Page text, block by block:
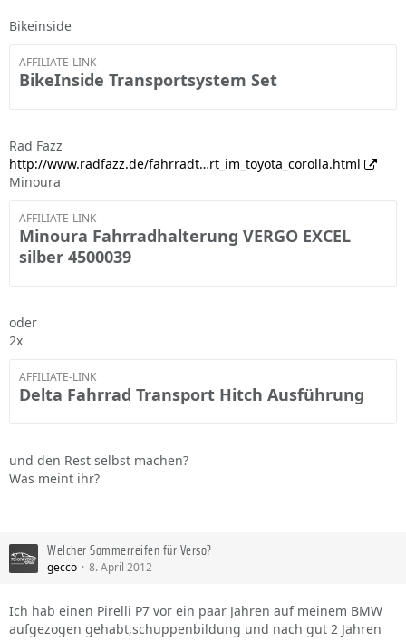
Bikeinside
AFFILIATE-LINK
BikeInside Transportsystem Set
Rad Fazz
http://www.radfazz.de/fahrradt…rt_im_toyota_corolla.html
Minoura
AFFILIATE-LINK
Minoura Fahrradhalterung VERGO EXCEL
silber 4500039
oder
2x
AFFILIATE-LINK
Delta Fahrrad Transport Hitch Ausführung
und den Rest selbst machen?
Was meint ihr?
Welcher Sommerreifen für Verso?
gecco 8. April 2012
Ich hab einen Pirelli P7 vor ein paar Jahren auf meinem BMW
aufgezogen gehabt,schuppenbildung und nach gut 2 Jahren